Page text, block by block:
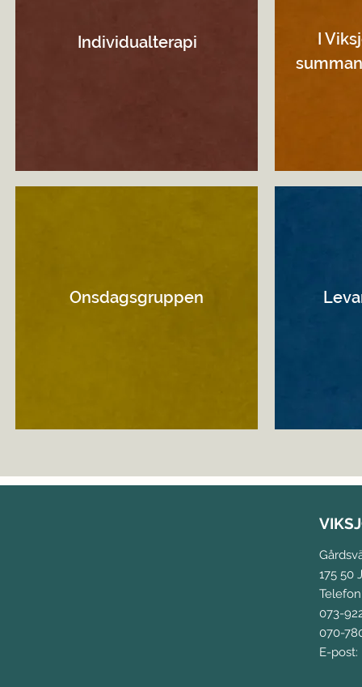
Individualterapi
I
Onsdagsgruppen
175 50
073-
070-
E-post: